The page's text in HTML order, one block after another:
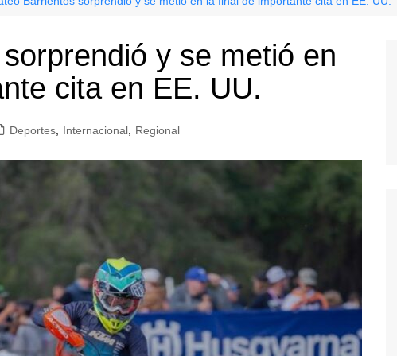
y se metió en
cita en EE. UU.
Deportes, Internacional, Regional